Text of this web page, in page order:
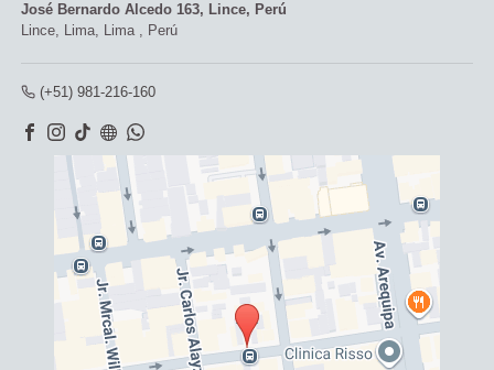
José Bernardo Alcedo 163, Lince, Perú
Lince, Lima, Lima , Perú
(+51) 981-216-160